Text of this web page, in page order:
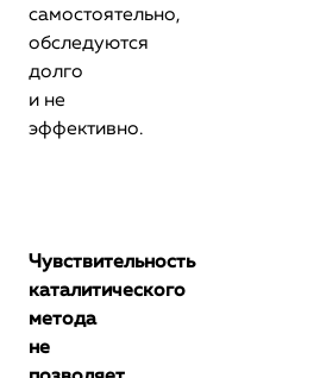
самостоятельно,
обследуются
долго
и не
эффективно.
Чувствительность
каталитического
метода
не